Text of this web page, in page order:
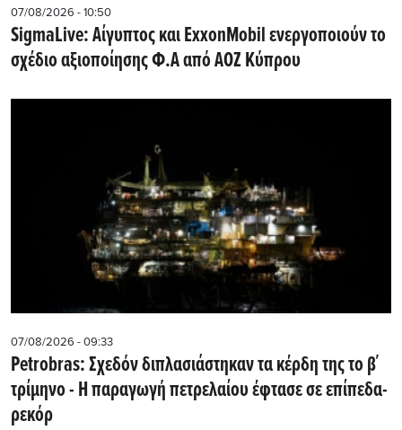
07/08/2026 - 10:50
SigmaLive: Αίγυπτος και ExxonMobil ενεργοποιούν το
σχέδιο αξιοποίησης Φ.Α από ΑΟΖ Κύπρου
07/08/2026 - 09:33
Petrobras: Σχεδόν διπλασιάστηκαν τα κέρδη της το β΄
τρίμηνο - Η παραγωγή πετρελαίου έφτασε σε επίπεδα-
ρεκόρ